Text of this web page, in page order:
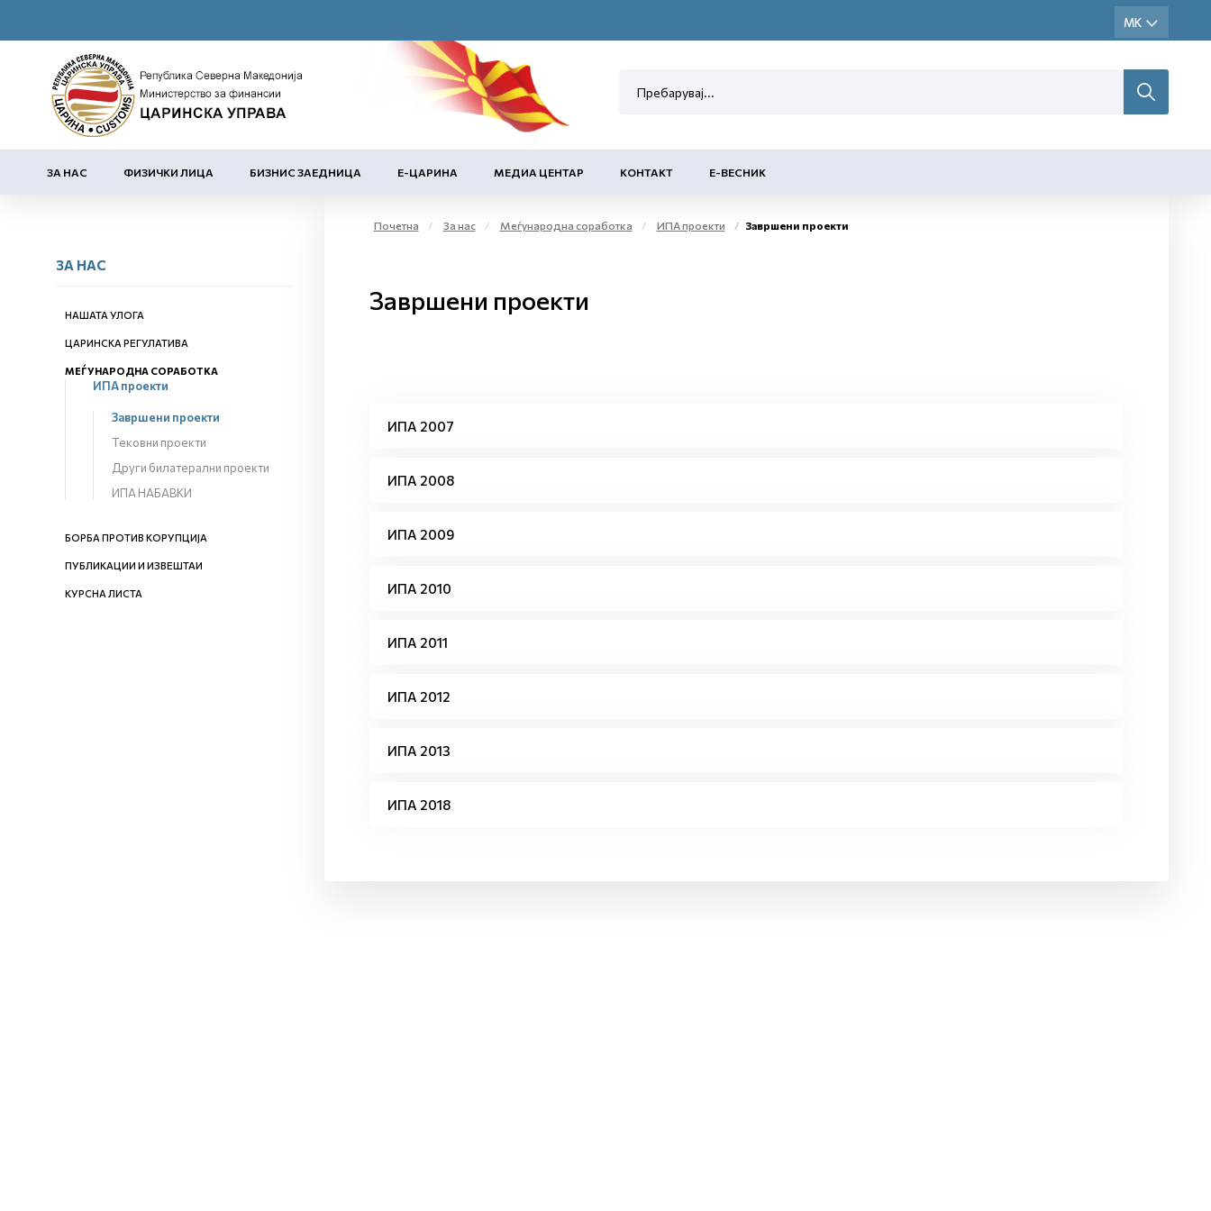
ЗА НАС ФИЗИЧКИ ЛИЦА БИЗНИС ЗАЕДНИЦА Е-ЦАРИНА МЕДИА ЦЕНТАР КОНТАКТ Е-ВЕСНИК
ЗА НАС
НАШАТА УЛОГА
ЦАРИНСКА РЕГУЛАТИВА
МЕЃУНАРОДНА СОРАБОТКА
ИПА проекти
Завршени проекти
Тековни проекти
Други билатерални проекти
ИПА НАБАВКИ
БОРБА ПРОТИВ КОРУПЦИЈА
ПУБЛИКАЦИИ И ИЗВЕШТАИ
КУРСНА ЛИСТА
Почетна За нас Меѓународна соработка ИПА проекти Завршени проекти
Завршени проекти
ИПА 2007
ИПА 2008
ИПА 2009
ИПА 2010
ИПА 2011
ИПА 2012
ИПА 2013
ИПА 2018